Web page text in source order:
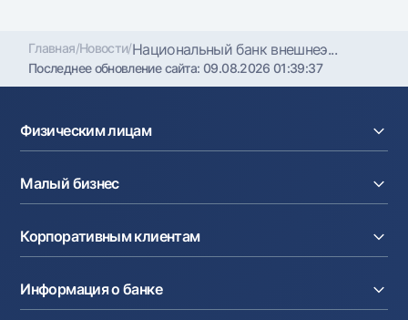
Главная/Новости/Национальный банк внешнеэ...
Последнее обновление сайта:09.08.2026 01:39:37
Физическим лицам
Вклады
Карты
Курсы валют
Денежные переводы
Акции
Мобильное приложение Milliy
Малый бизнес
Кредиты
Эквайринг
Депозиты
Карты
Корпоративным клиентам
Факторинг
Аккредитив
Информация о банке